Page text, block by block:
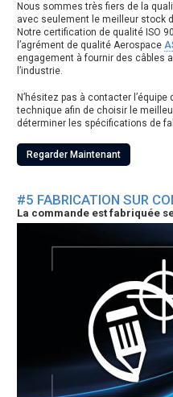
Nous sommes très fiers de la
avec seulement le meilleur stock
Notre certification de qualité ISO
l’agrément de qualité Aerospace
engagement à fournir des câbles
l’industrie.
N’hésitez pas à contacter
technique afin de choisir le
déterminer les spécifications de
Regarder Maintenant
#5 FABRICATION SUR
La commande est fabriquée